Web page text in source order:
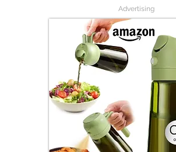
Advertising